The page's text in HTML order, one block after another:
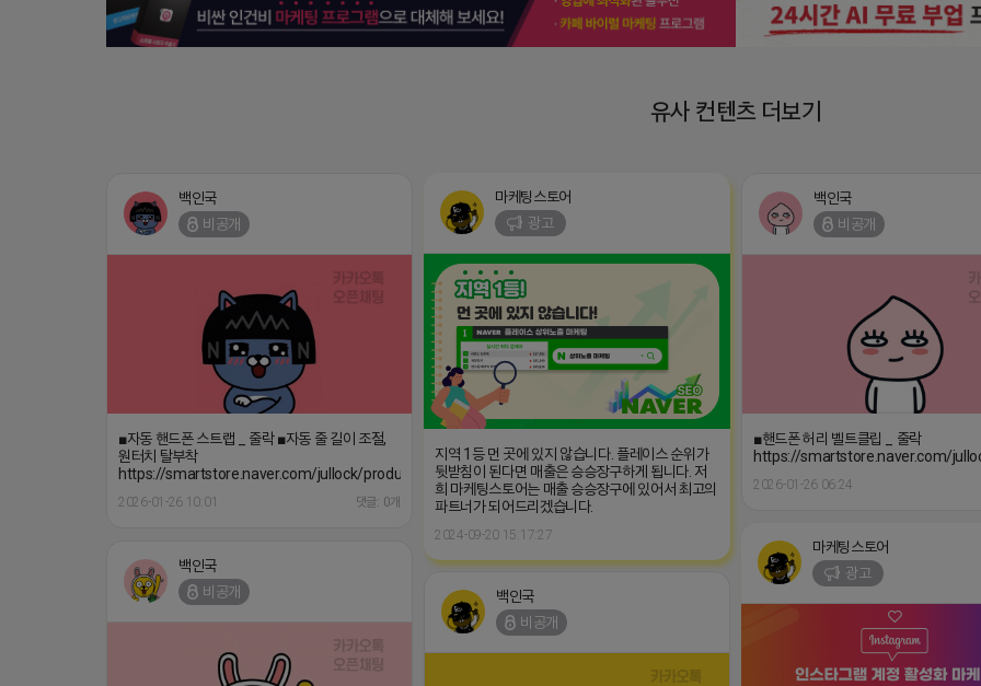
유사 컨텐츠 더보기
백인국
비공개
■자동 핸드폰 스트랩 _ 줄락 ■자동 줄 길이 조절,
원터치 탈부착
https://smartstore.naver.com/jullock/products/9086077842
2026-01-26 10:01 댓글: 0개
마케팅스토어
광고
지역 1등 먼 곳에 있지 않습니다. 플레이스 순위가
뒷받침이 된다면 매출은 승승장구하게 됩니다. 저
희 마케팅스토어는 매출 승승장구에 있어서 최고의
파트너가 되어드리겠습니다.
2024-09-20 15:17:27
백인국
비공개
■핸드폰 허리 벨트클립 _ 줄락
https://smartstore.naver.com/
2026-01-26 06:24
마케팅스토어
광고
백인국
비공개
백인국
비공개